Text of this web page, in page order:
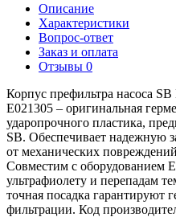
Описание
Характеристики
Вопрос-ответ
Заказ и оплата
Отзывы 0
Корпус префильтра насоса
Е021305 – оригинальная
ударопрочного пластика,
SB. Обеспечивает надежную
от механических
Совместим с оборудованием
ультрафиолету и перепадам
точная посадка гарантируют
фильтрации. Код